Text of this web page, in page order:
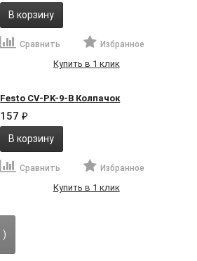
В корзину
Сравнить Избранное
Купить в 1 клик
Festo CV-PK-9-B Колпачок
157₽
В корзину
Сравнить Избранное
Купить в 1 клик
)